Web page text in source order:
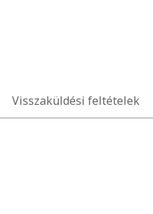
Visszaküldési feltételek